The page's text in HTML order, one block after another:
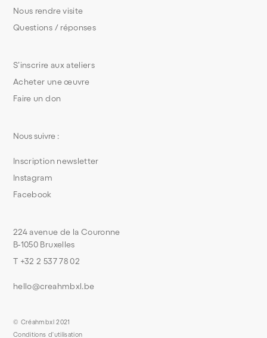
S’inscrire aux ateliers
Acheter une œuvre
Faire un don
Nous rendre visite
Questions / réponses
224 avenue de la Couronne
B-1050 Bruxelles
T +32 2 537 78 02
hello@creahmbxl.be
Nous suivre :
Inscription newsletter
Instagram
Facebook
© Créahmbxl 2021
Conditions d'utilisation